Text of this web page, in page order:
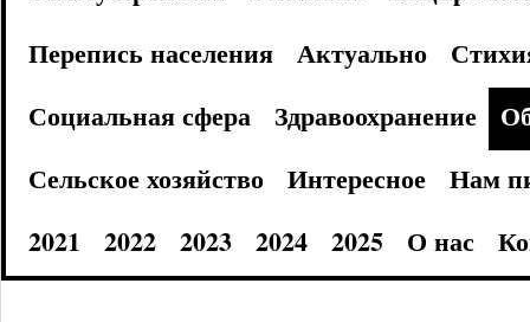
Перепись населения
Актуально
Социальная сфера
Здравоохранение
Сельское хозяйство
Интересное
Нам
2021
2022 2023 2024 2025 О нас